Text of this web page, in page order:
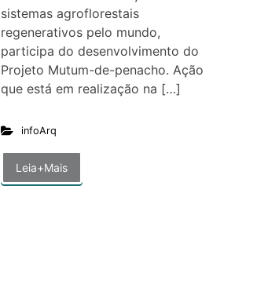
sistemas agroflorestais
regenerativos pelo mundo,
participa do desenvolvimento do
Projeto Mutum-de-penacho. Ação
que está em realização na […]
infoArq
Leia+Mais